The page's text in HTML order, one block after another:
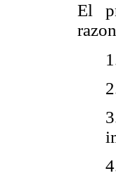
El